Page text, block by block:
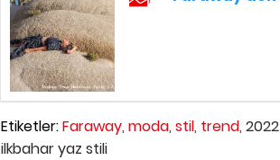
Etiketler:Faraway, moda, stil, trend,
ilkbahar yaz stili